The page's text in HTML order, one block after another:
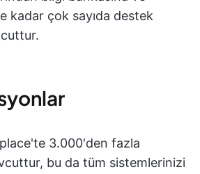
kadar çok sayıda destek
3.000'den fazla
bu da tüm sistemlerinizi